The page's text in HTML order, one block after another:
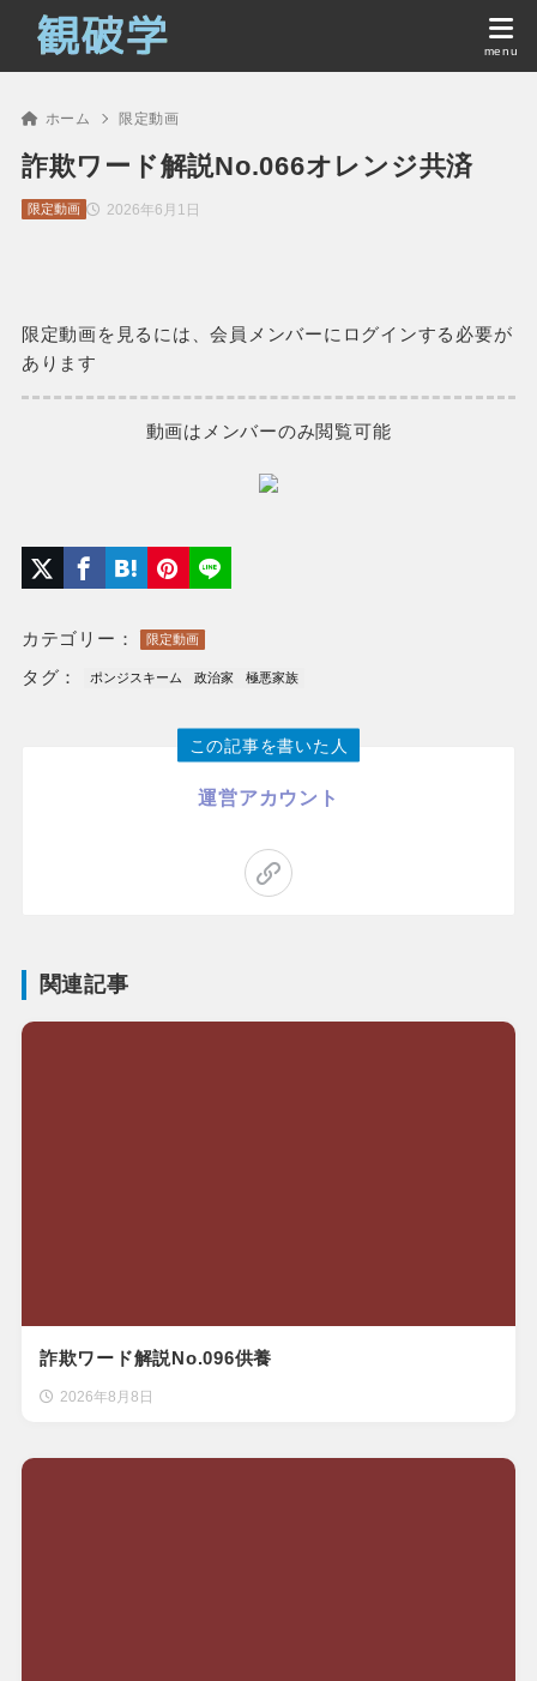
ホーム 限定動画
詐欺ワード解説No.066オレンジ共済
2026年6月1日
限定動画
限定動画を見るには、会員メンバーにログインする必要が
あります
動画はメンバーのみ閲覧可能
カテゴリー： 限定動画
タグ： ポンジスキーム 政治家 極悪家族
この記事を書いた人
運営アカウント
関連記事
詐欺ワード解説No.096供養
2026年8月8日